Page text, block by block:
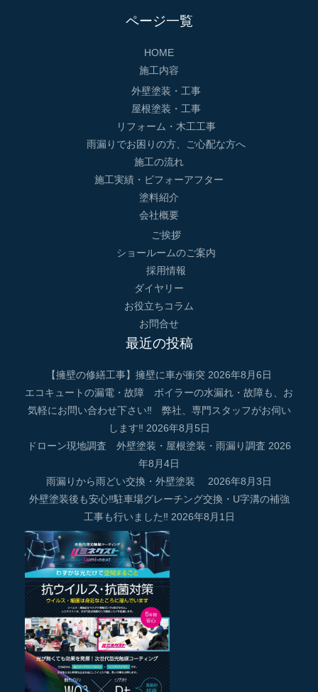
ページ一覧
HOME
施工内容
外壁塗装・工事
屋根塗装・工事
リフォーム・木工工事
雨漏りでお困りの方、ご心配な方へ
施工の流れ
施工実績・ビフォーアフター
塗料紹介
会社概要
ご挨拶
ショールームのご案内
採用情報
ダイヤリー
お役立ちコラム
お問合せ
最近の投稿
【擁壁の修繕工事】擁壁に車が衝突 2026年8月6日
エコキュートの漏電・故障 ボイラーの水漏れ・故障も、お
気軽にお問い合わせ下さい‼ 弊社、専門スタッフがお伺い
します‼ 2026年8月5日
ドローン現地調査 外壁塗装・屋根塗装・雨漏り調査 2026
年8月4日
雨漏りから雨どい交換・外壁塗装
2026年8月3日
外壁塗装後も安心‼駐車場グレーチング交換・U字溝の補強
工事も行いました‼ 2026年8月1日